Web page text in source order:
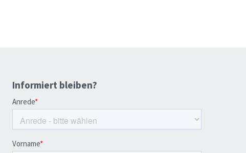
Informiert bleiben?